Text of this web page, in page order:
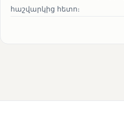
հաշվարկից հետո։